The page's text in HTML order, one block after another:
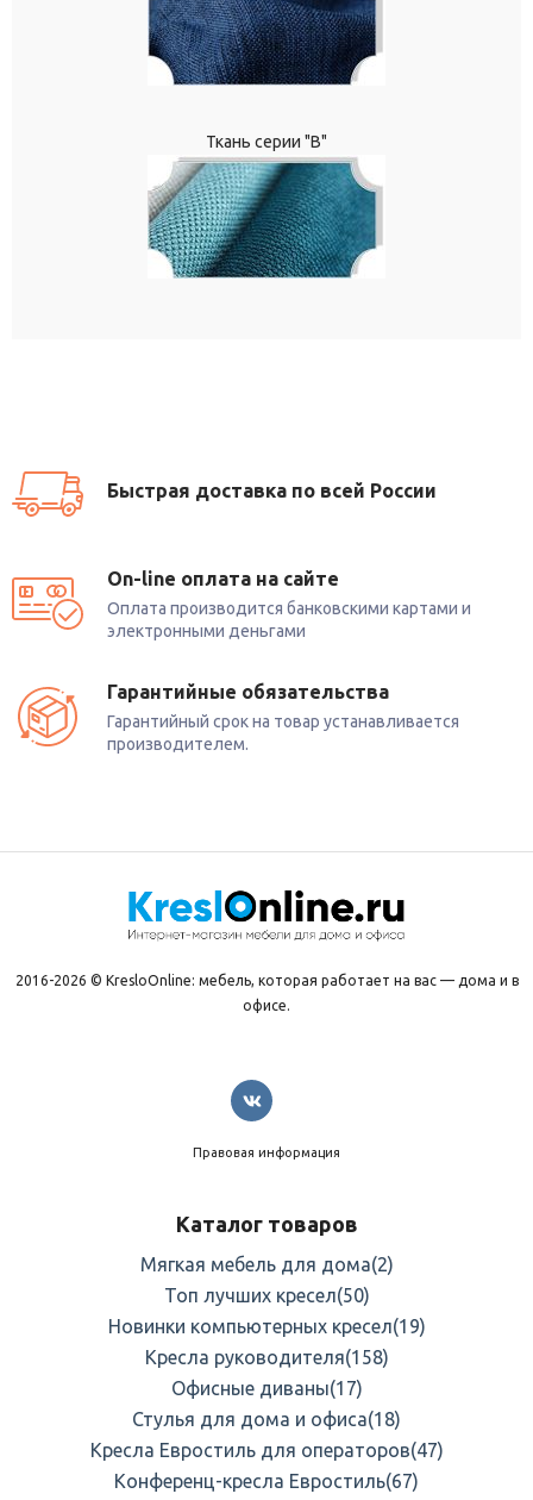
Ткань серии "В"
Быстрая доставка по всей России
On-line оплата на сайте
Оплата производится банковскими картами и
электронными деньгами
Гарантийные обязательства
Гарантийный срок на товар устанавливается
производителем.
2016-2026 © KresloOnline: мебель, которая работает на вас — дома и в
офисе.
Правовая информация
Каталог товаров
Мягкая мебель для дома(2)
Топ лучших кресел(50)
Новинки компьютерных кресел(19)
Кресла руководителя(158)
Офисные диваны(17)
Стулья для дома и офиса(18)
Кресла Евростиль для операторов(47)
Конференц-кресла Евростиль(67)